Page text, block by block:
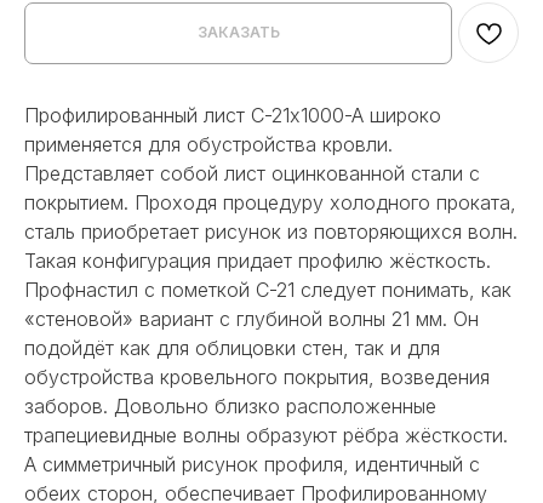
ЗАКАЗАТЬ
Профилированный лист С-21x1000-A широко
применяется для обустройства кровли.
Представляет собой лист оцинкованной стали с
покрытием. Проходя процедуру холодного проката,
сталь приобретает рисунок из повторяющихся волн.
Такая конфигурация придает профилю жёсткость.
Профнастил с пометкой С-21 следует понимать, как
«стеновой» вариант с глубиной волны 21 мм. Он
подойдёт как для облицовки стен, так и для
обустройства кровельного покрытия, возведения
заборов. Довольно близко расположенные
трапециевидные волны образуют рёбра жёсткости.
А симметричный рисунок профиля, идентичный с
обеих сторон, обеспечивает Профилированному